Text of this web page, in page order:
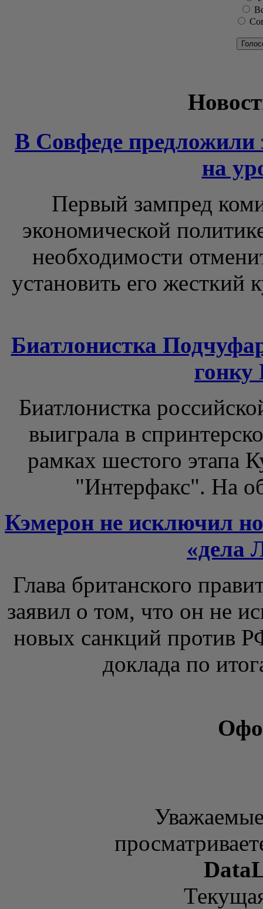
В Совфеде предложили
на
Первый зампред
экономической
необходимости
установить его
Биатлонистка
гонку
Биатлонистка
выиграла в
рамках шестого этапа
"Интерфакс". На
Кэмерон не исключил
«дела
Глава британского
заявил о том, что он не
новых санкций против
доклада по